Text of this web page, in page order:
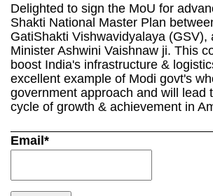
Delighted to sign the MoU for
Shakti National Master Plan
GatiShakti Vishwavidyalaya (GSV),
Minister Ashwini Vaishnaw ji. This
boost India's infrastructure &
excellent example of Modi govt's
government approach and will lead
cycle of growth & achievement in
Email*